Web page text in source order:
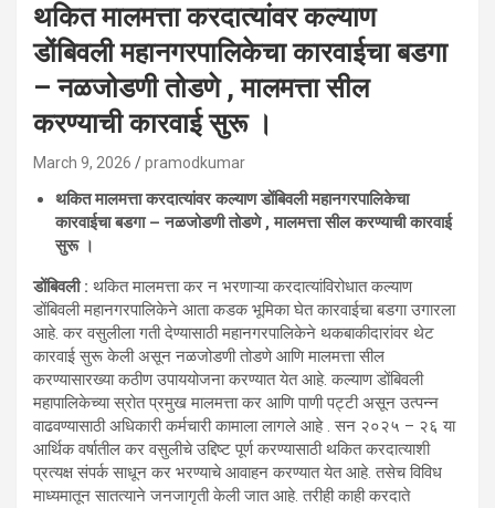
थकित मालमत्ता करदात्यांवर कल्याण
डोंबिवली महानगरपालिकेचा कारवाईचा बडगा
– नळजोडणी तोडणे , मालमत्ता सील
करण्याची कारवाई सुरू ।
March 9, 2026 pramodkumar
थकित मालमत्ता करदात्यांवर कल्याण डोंबिवली महानगरपालिकेचा
कारवाईचा बडगा – नळजोडणी तोडणे , मालमत्ता सील करण्याची कारवाई
सुरू ।
डोंबिवली : थकित मालमत्ता कर न भरणाऱ्या करदात्यांविरोधात कल्याण
डोंबिवली महानगरपालिकेने आता कडक भूमिका घेत कारवाईचा बडगा उगारला
आहे. कर वसुलीला गती देण्यासाठी महानगरपालिकेने थकबाकीदारांवर थेट
कारवाई सुरू केली असून नळजोडणी तोडणे आणि मालमत्ता सील
करण्यासारख्या कठीण उपाययोजना करण्यात येत आहे. कल्याण डोंबिवली
महापालिकेच्या स्रोत प्रमुख मालमत्ता कर आणि पाणी पट्टी असून उत्पन्न
वाढवण्यासाठी अधिकारी कर्मचारी कामाला लागले आहे . सन २०२५ – २६ या
आर्थिक वर्षातील कर वसुलीचे उद्दिष्ट पूर्ण करण्यासाठी थकित करदात्याशी
प्रत्यक्ष संपर्क साधून कर भरण्याचे आवाहन करण्यात येत आहे. तसेच विविध
माध्यमातून सातत्याने जनजागृती केली जात आहे. तरीही काही करदाते